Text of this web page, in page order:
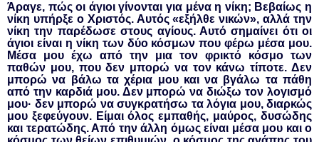
Άραγε, πώς οι άγιοι γίνονται για μένα η νίκη; Βεβαίως η
νίκη υπήρξε ο Χριστός. Αυτός «εξήλθε νικών», αλλά την
νίκη την παρέδωσε στους αγίους. Αυτό σημαίνει ότι οι
άγιοι είναι η νίκη των δύο κόσμων που φέρω μέσα μου.
Μέσα μου έχω από την μια τον φρικτό κόσμο των
παθών μου, που δεν μπορώ να τον κάνω τίποτε. Δεν
μπορώ να βάλω τα χέρια μου και να βγάλω τα πάθη
από την καρδιά μου. Δεν μπορώ να διώξω τον λογισμό
μου· δεν μπορώ να συγκρατήσω τα λόγια μου, διαρκώς
μου ξεφεύγουν. Είμαι όλος εμπαθής, μαύρος, δυσώδης
και τερατώδης. Από την άλλη όμως είναι μέσα μου και ο